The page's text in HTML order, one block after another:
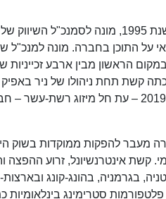
ניר הצטרף לשידורי קשת בשנת 1993.
שידורי קשת במקום הראשון מבין ארבע
מעבר להפקות ממוקדות בשוק
קשת אינטרנשיונל, זרוע
סטרימינג בינלאומיות